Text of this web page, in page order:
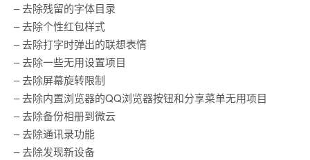
– 去除残留的字体目录
– 去除个性红包样式
– 去除打字时弹出的联想表情
– 去除一些无用设置项目
– 去除屏幕旋转限制
– 去除内置浏览器的QQ浏览器按钮和分享菜单无用项目
– 去除备份相册到微云
– 去除通讯录功能
– 去除发现新设备